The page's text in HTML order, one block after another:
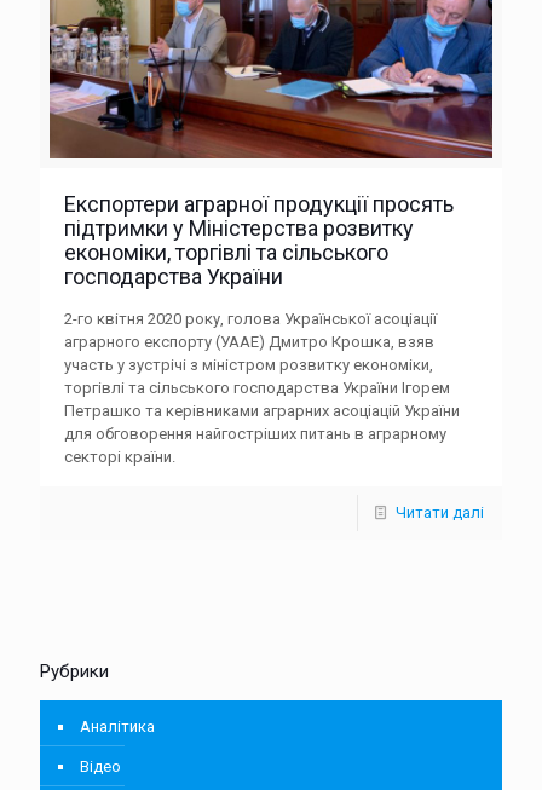
Експортери аграрної продукції просять
підтримки у Міністерства розвитку
економіки, торгівлі та сільського
господарства України
2-го квітня 2020 року, голова Української асоціації
аграрного експорту (УААЕ) Дмитро Крошка, взяв
участь у зустрічі з міністром розвитку економіки,
торгівлі та сільського господарства України Ігорем
Петрашко та керівниками аграрних асоціацій України
для обговорення найгостріших питань в аграрному
секторі країни.
Читати далі
Рубрики
Аналітика
Відео